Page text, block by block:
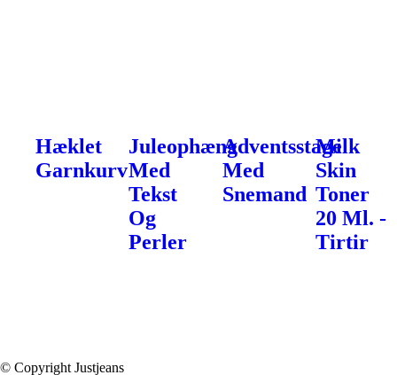
Hæklet
Garnkurv
Juleophæng
Med
Tekst
Og
Perler
Adventsstage
Med
Snemand
Milk
Skin
Toner
20 Ml. -
Tirtir
© Copyright Justjeans